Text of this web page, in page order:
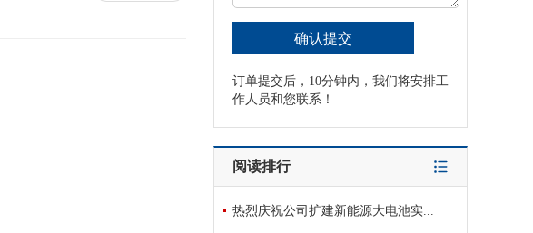
订单提交后，10分钟内，我们将安排工
作人员和您联系！
阅读排行
热烈庆祝公司扩建新能源大电池实...